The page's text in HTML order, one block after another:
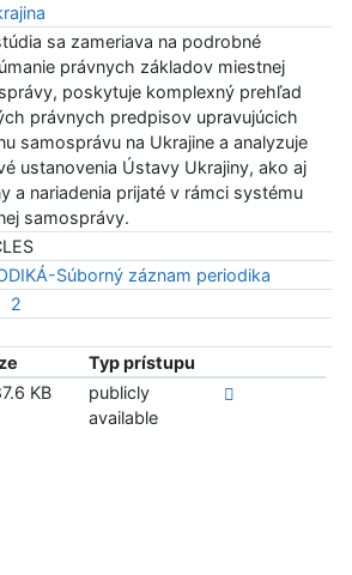
sa zameriava na podrobné
právnych základov miestnej
poskytuje komplexný prehľad
právnych predpisov upravujúcich
samosprávu na Ukrajine a analyzuje
ustanovenia Ústavy Ukrajiny, ako aj
a nariadenia prijaté v rámci systému
samosprávy.
Súborný záznam periodika
2
Typ prístupu
KB
publicly
available